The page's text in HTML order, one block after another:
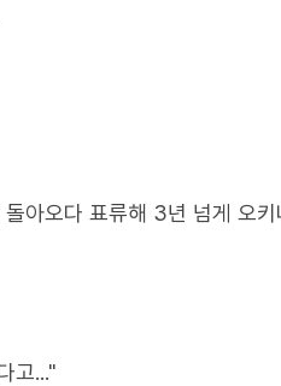
아오다 표류해 3년 넘게 오
고..."